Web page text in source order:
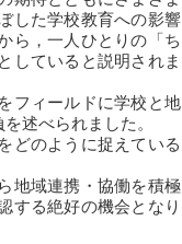
した学校教育への影響
ら，一人ひとりの「ち
していると説明されま
フィールドに学校と地
述べられました。
どのように捉えている
地域連携・協働を積極
する絶好の機会となり